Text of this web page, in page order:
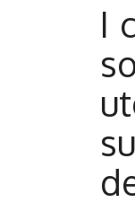
I